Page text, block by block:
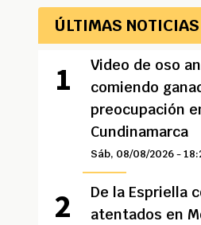
ÚLTIMAS NOTICIAS
Video de oso
comiendo
preocupación
Cundinamarca
Sáb, 08/08/2026 -
De la Espriella
atentados en